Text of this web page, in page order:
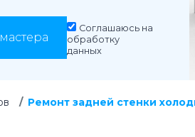
Соглашаюсь на
обработку
данных
Ремонт задней стенки